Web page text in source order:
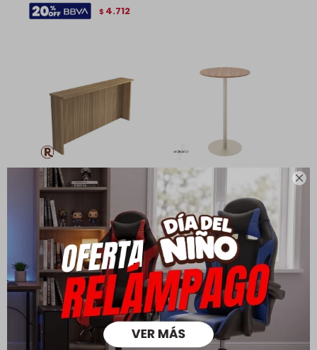

$ 4.712
Isla desayunador 200 cm
7.690
$5.383
$ 6.152
Mesa Desayunador Bistro
OBR - Linea Monaco
$6.290 $ 8.990
$ 4.403
$5.032